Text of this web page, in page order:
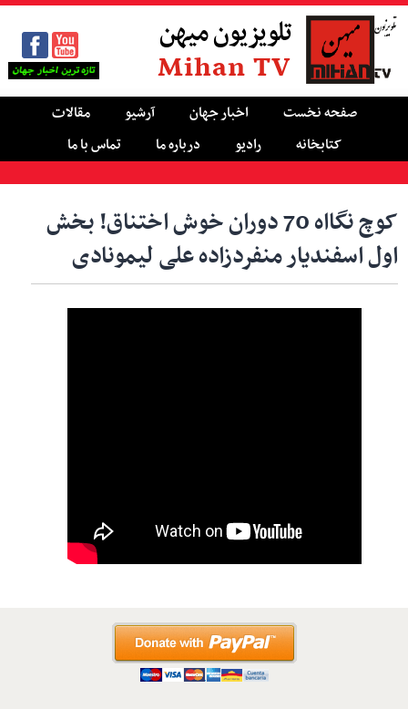
تلویزیون میهن
Mihan TV
صفحه نخست اخبار جهان آرشیو
مقالات
کتابخانه
رادیو درباره ما تماس با ما
کوچ نگااه 70 دوران خوش اختناق! بخش
اول اسفندیار منفردزاده علی لیمونادی